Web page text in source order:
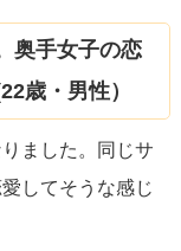
奥手女子の恋
歳・男性）
ました。同じサ
してそうな感じ